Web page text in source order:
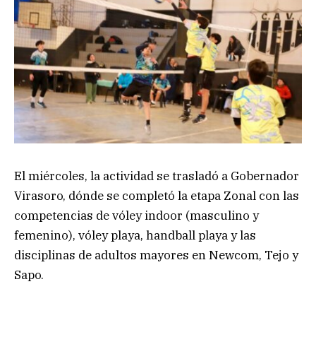
El miércoles, la actividad se trasladó a Gobernador
Virasoro, dónde se completó la etapa Zonal con las
competencias de vóley indoor (masculino y
femenino), vóley playa, handball playa y las
disciplinas de adultos mayores en Newcom, Tejo y
Sapo.